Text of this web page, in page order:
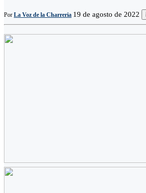
Por La Voz de la Charreria 19 de agosto de 2022